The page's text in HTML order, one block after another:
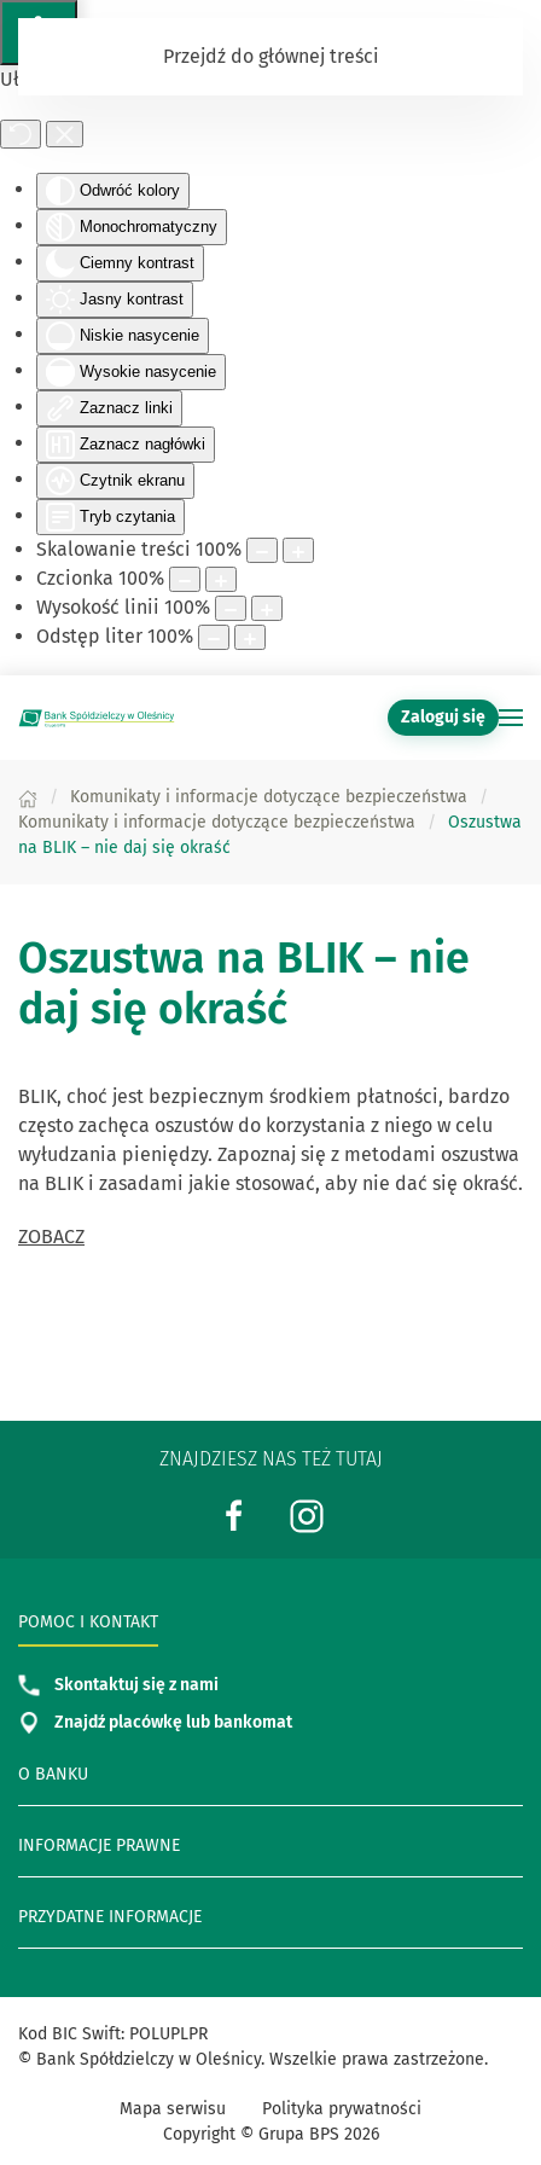
Ułatwienia dostępu
Odwróć kolory
Monochromatyczny
Ciemny kontrast
Jasny kontrast
Niskie nasycenie
Wysokie nasycenie
Zaznacz linki
Zaznacz nagłówki
Czytnik ekranu
Tryb czytania
Skalowanie treści 100%
Czcionka 100%
Wysokość linii 100%
Odstęp liter 100%
Przejdź do głównej treści
Zaloguj się
Komunikaty i informacje dotyczące bezpieczeństwa
Komunikaty i informacje dotyczące bezpieczeństwa
Oszustwa
na BLIK – nie daj się okraść
Oszustwa na BLIK – nie
daj się okraść
BLIK, choć jest bezpiecznym środkiem płatności, bardzo
często zachęca oszustów do korzystania z niego w celu
wyłudzania pieniędzy. Zapoznaj się z metodami oszustwa
na BLIK i zasadami jakie stosować, aby nie dać się okraść.
ZOBACZ
ZNAJDZIESZ NAS TEŻ TUTAJ
O BANKU
INFORMACJE PRAWNE
PRZYDATNE INFORMACJE
POMOC I KONTAKT
Skontaktuj się z nami
Znajdź placówkę lub bankomat
Kod BIC Swift: POLUPLPR
© Bank Spółdzielczy w Oleśnicy. Wszelkie prawa zastrzeżone.
Mapa serwisu
Polityka prywatności
Copyright © Grupa BPS 2026